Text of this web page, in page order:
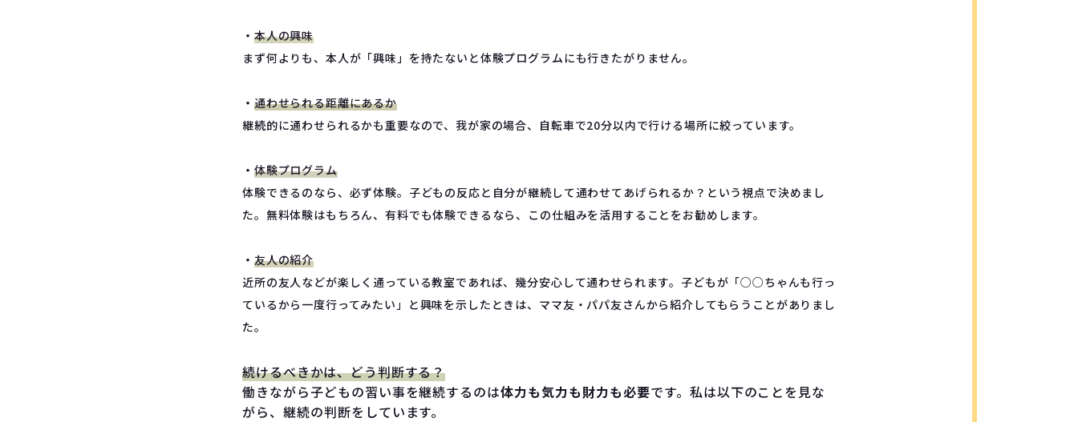
・ 本人の興味
まず何よりも、本人が「興味」を持たないと体験プログラムにも行きたがりません。
・ 通わせられる距離にあるか
継続的に通わせられるかも重要なので、我が家の場合、自転車で20分以内で行ける場所に絞っています。
・ 体験プログラム
体験できるのなら、必ず体験。子どもの反応と自分が継続して通わせてあげられるか？という視点で決めまし
た。無料体験はもちろん、有料でも体験できるなら、この仕組みを活用することをお勧めします。
・ 友人の紹介
近所の友人などが楽しく通っている教室であれば、幾分安心して通わせられます。子どもが「○○ちゃんも行っ
ているから一度行ってみたい」と興味を示したときは、ママ友・パパ友さんから紹介してもらうことがありまし
た。
続けるべきかは、どう判断する？
働きながら子どもの習い事を継続するのは体力も気力も財力も必要です。私は以下のことを見な
がら、継続の判断をしています。